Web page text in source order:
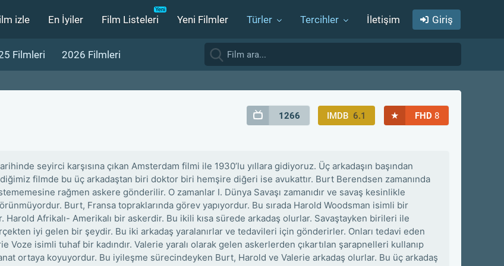
izle En İyiler Film Listeleri Yeni Filmler Türler Tercihler İletişim Giriş
Filmleri 2026 Filmleri
1266 IMDB 6.1 ★ FHD 8
seyirci karşısına çıkan Amsterdam filmi ile 1930’lu yıllara gidiyoruz. Üç arkadaşın başından
filmde bu üç arkadaştan biri doktor biri hemşire diğeri ise avukattır. Burt Berendsen zamanında
rağmen askere gönderilir. O zamanlar I. Dünya Savaşı zamanıdır ve savaş kesinlikle
Burt, Fransa topraklarında görev yapıyordur. Bu sırada Harold Woodsman isimli bir
Harold Afrikalı- Amerikalı bir askerdir. Bu ikili kısa sürede arkadaş olurlar. Savaştayken birileri ile
iyi gelen bir şeydir. Bu iki arkadaş yaralanırlar ve tedavileri için gönderirler. Onları tedavi eden
Voze isimli tuhaf bir kadındır. Valerie yaralı olarak gelen askerlerden çıkartılan şarapnelleri kullanıp
ortaya koyuyordur. Bu iyileşme sürecindeyken Burt, Harold ve Valerie arkadaş olurlar. Bu üç arkadaş